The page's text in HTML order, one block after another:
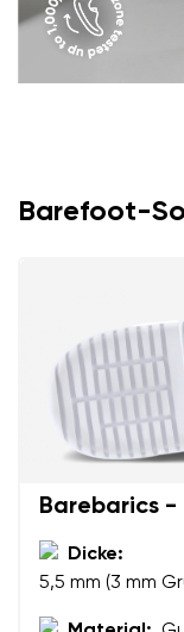
Land
Barefoot-
Barebarics -
Dicke:
5,5 mm (3 mm
Variante
Ich bin mit der
Bedingungen
einverstanden.
Bestellnummer
Ich bin mit der
Bedingungen
einverstanden.